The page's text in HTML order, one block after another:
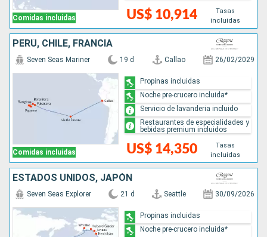
Comidas incluidas US$ 10,914
Tasas
incluidas
PERÚ, CHILE, FRANCIA
Comidas incluidas
Seven Seas Mariner 19 d Callao 26/02/2029
US$ 14,350
Tasas
incluidas
Propinas incluidas
Noche pre-crucero incluida*
Servicio de lavanderia incluido
Restaurantes de especialidades y
bebidas premium incluidos
ESTADOS UNIDOS, JAPÓN
Seven Seas Explorer 21 d Seattle 30/09/2026
Propinas incluidas
Noche pre-crucero incluida*